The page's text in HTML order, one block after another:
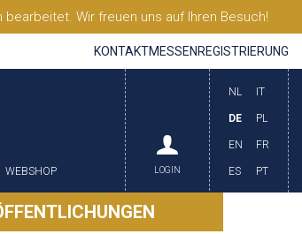
Wir freuen uns auf Ihren Besuch!
KONTAKTMESSEN REGISTRIERUNG
WEBSHOP
NL
DE
EN
ES
IT
PL
FR
PT
LOGIN